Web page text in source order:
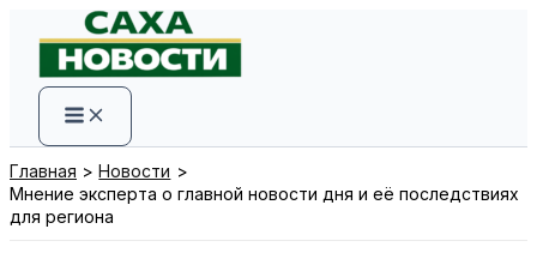
содержимому
Главная
Новости
Мнение эксперта о главной новости дня и её последствиях
для региона